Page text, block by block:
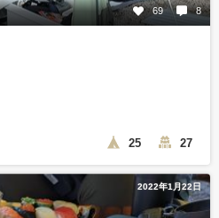
69 8
25 27
2022年1月22日